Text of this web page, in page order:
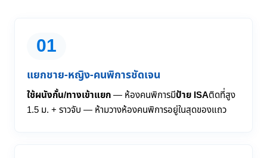
01
แยกชาย-หญิง-คนพิการชัดเจน
ใช้ผนังกั้น/ทางเข้าแยก— ห้องคนพิการมีป้าย ISAติดที่สูง
1.5 ม. + ราวจับ — ห้ามวางห้องคนพิการอยู่ในสุดของแถว